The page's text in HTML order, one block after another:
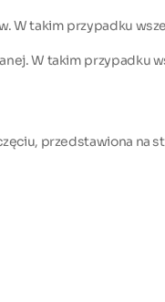
W takim przypadku
W takim przypadku
przedstawiona na